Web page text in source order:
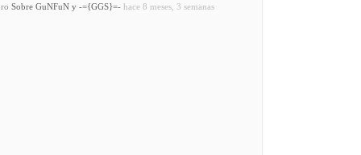
Sobre GuNFuN y -={GGS}=- hace 8 meses, 3 semanas